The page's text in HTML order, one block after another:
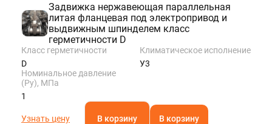
Задвижка нержавеющая параллельная
литая фланцевая под электропривод и
выдвижным шпинделем класс
герметичности D
Класс герметичности
D
Климатическое исполнение
У3
Номинальное давление
(Ру), МПа
1
Узнать цену В корзину В корзину